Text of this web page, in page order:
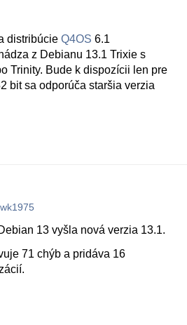
distribúcie Q4OS 6.1
z Debianu 13.1 Trixie s
Trinity. Bude k dispozícii len pre
bit sa odporúča staršia verzia
13 vyšla nová verzia 13.1.
71 chýb a pridáva 16